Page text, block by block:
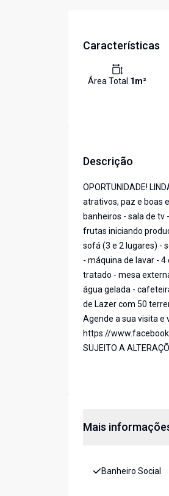
Características
Área Total 1m²
Descrição
OPORTUNIDADE!
atrativos, paz e boas
banheiros - sala de
frutas iniciando
sofá (3 e 2 lugares) -
- máquina de lavar -
tratado - mesa
água gelada -
de Lazer com 50
Agende a sua visita e
https://
SUJEITO A
Mais
Banheiro Social